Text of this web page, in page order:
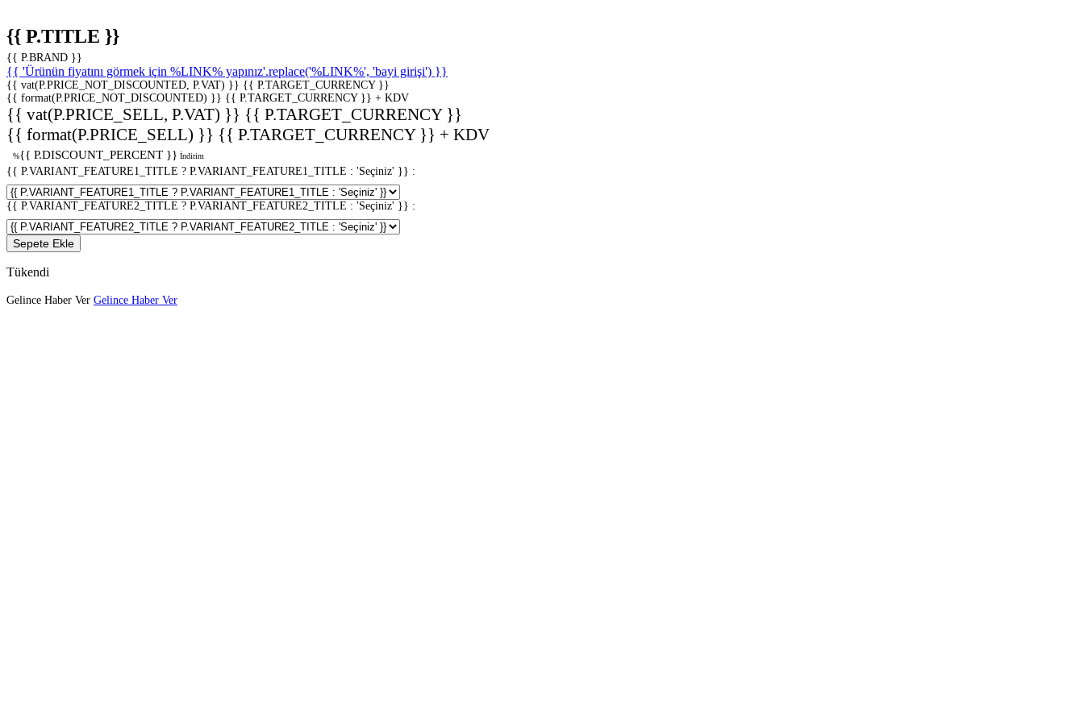
{{ P.TITLE }}
{{ P.BRAND }}
{{ 'Ürünün fiyatını görmek için %LINK% yapınız'.replace('%LINK%', 'bayi girişi') }}
{{ vat(P.PRICE_NOT_DISCOUNTED, P.VAT) }} {{ P.TARGET_CURRENCY }}
{{ format(P.PRICE_NOT_DISCOUNTED) }} {{ P.TARGET_CURRENCY }} + KDV
{{ vat(P.PRICE_SELL, P.VAT) }} {{ P.TARGET_CURRENCY }}
{{ format(P.PRICE_SELL) }} {{ P.TARGET_CURRENCY }} + KDV
%{{ P.DISCOUNT_PERCENT }} İndirim
{{ P.VARIANT_FEATURE1_TITLE ? P.VARIANT_FEATURE1_TITLE : 'Seçiniz' }} :
{{ P.VARIANT_FEATURE2_TITLE ? P.VARIANT_FEATURE2_TITLE : 'Seçiniz' }} :
Sepete Ekle
Tükendi
Gelince Haber Ver Gelince Haber Ver